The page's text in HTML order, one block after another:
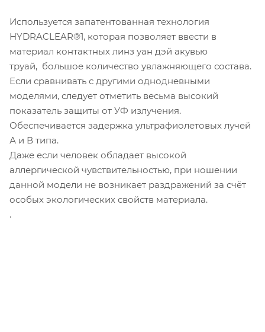
Используется запатентованная технология
HYDRACLEAR®1, которая позволяет ввести в
материал контактных линз уан дэй акувью
труай, большое количество увлажняющего состава.
Если сравнивать с другими однодневными
моделями, следует отметить весьма высокий
показатель защиты от УФ излучения.
Обеспечивается задержка ультрафиолетовых лучей
А и В типа.
Даже если человек обладает высокой
аллергической чувствительностью, при ношении
данной модели не возникает раздражений за счёт
особых экологических свойств материала.
.